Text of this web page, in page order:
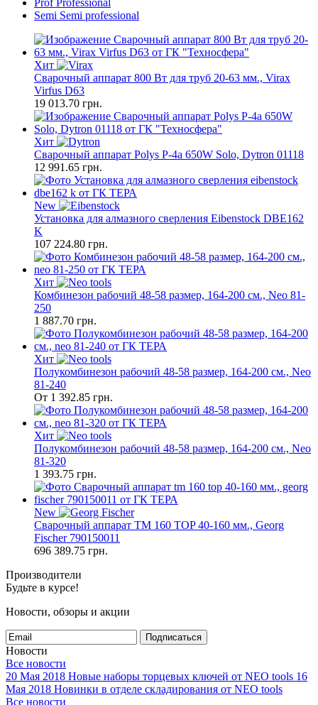
Prof Professional
Semi Semi professional
Хит
Сварочный аппарат 800 Вт для труб 20-63 мм., Virax
Virfus D63
19 013.70 грн.
Хит
Сварочный аппарат Polys P-4а 650W Solo, Dytron 01118
12 991.65 грн.
New
Установка для алмазного сверления Eibenstock DBE162
K
107 224.80 грн.
Хит
Комбинезон рабочий 48-58 размер, 164-200 см., Neo 81-
250
1 887.70 грн.
Хит
Полукомбинезон рабочий 48-58 размер, 164-200 см., Neo
81-240
От 1 392.85 грн.
Хит
Полукомбинезон рабочий 48-58 размер, 164-200 см., Neo
81-320
1 393.75 грн.
New
Сварочный аппарат TM 160 TOP 40-160 мм., Georg
Fischer 790150011
696 389.75 грн.
Производители
Будьте в курсе!
Новости, обзоры и акции
Подписаться
Новости
Все новости
20 Мая 2018 Новые наборы торцевых ключей от NEO tools 16
Мая 2018 Новинки в отделе складирования от NEO tools
Все новости